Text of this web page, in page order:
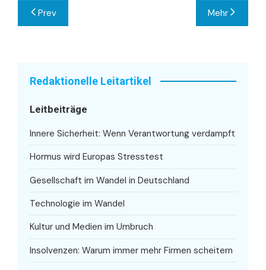
Beitragsnavigation
Prev Mehr
Redaktionelle Leitartikel
Leitbeiträge
Innere Sicherheit: Wenn Verantwortung verdampft
Hormus wird Europas Stresstest
Gesellschaft im Wandel in Deutschland
Technologie im Wandel
Kultur und Medien im Umbruch
Insolvenzen: Warum immer mehr Firmen scheitern